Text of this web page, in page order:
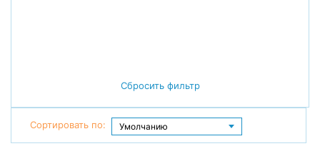
Сбросить фильтр
Сортировать по: